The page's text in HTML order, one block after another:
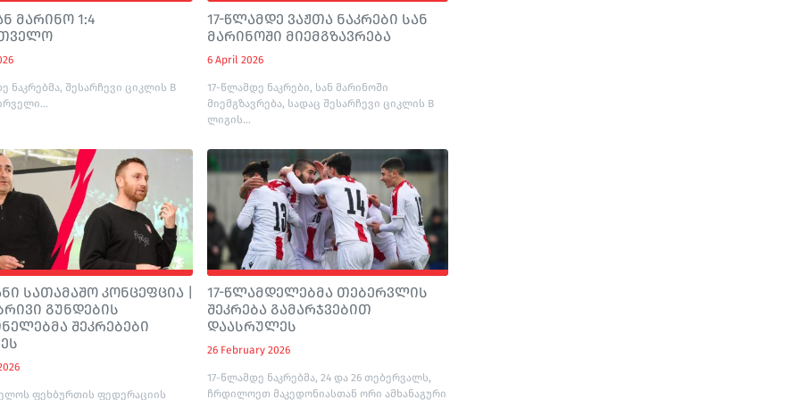
მარინო 1:4
ნაკრებმა, შესარჩევი ციკლის B
17-წლამდე ვაჟთა ნაკრები სან
მარინოში მიემგზავრება
6 April 2026
17-წლამდე ნაკრები, სან მარინოში
მიემგზავრება, სადაც შესარჩევი ციკლის B
ლიგის...
სათამაშო კონცეფცია |
გუნდების
შეკრებები
ფეხბურთის ფედერაციის
17-წლამდელებმა თებერვლის
შეკრება გამარჯვებით
დაასრულეს
26 February 2026
17-წლამდე ნაკრებმა, 24 და 26 თებერვალს,
ჩრდილოეთ მაკედონიასთან ორი ამხანაგური